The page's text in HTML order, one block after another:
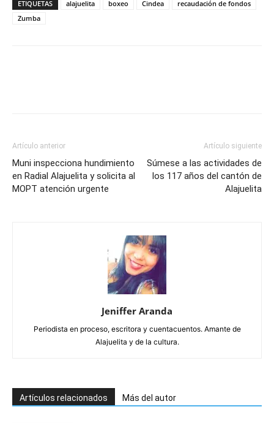
ETIQUETAS alajuelita boxeo Cindea
recaudación de fondos
Zumba
Artículo anterior
Muni inspecciona hundimiento
en Radial Alajuelita y solicita al
MOPT atención urgente
Artículo siguiente
Súmese a las actividades de
los 117 años del cantón de
Alajuelita
Jeniffer Aranda
Periodista en proceso, escritora y cuentacuentos. Amante de
Alajuelita y de la cultura.
Artículos relacionados Más del autor